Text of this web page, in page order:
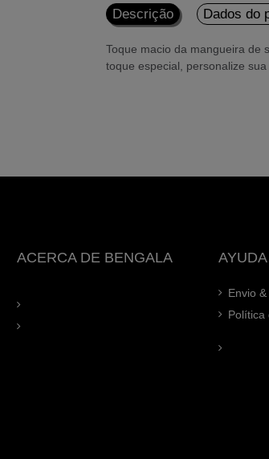
Descrição Dados do
Toque macio da mangueira de
toque especial, personalize sua
ACERCA DE BENGALA AYUDA
Envio
Política